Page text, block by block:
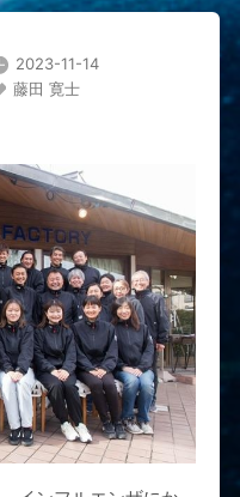
2023-11-14
藤田 寛士